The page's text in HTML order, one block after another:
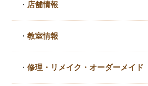
・ 店舗情報
・教室情報
・修理・リメイク・ オーダーメイド